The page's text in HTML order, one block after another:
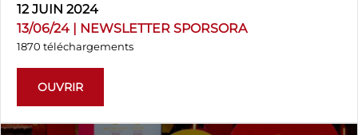
12 JUIN 2024
13/06/24 | NEWSLETTER SPORSORA
1870 téléchargements
OUVRIR